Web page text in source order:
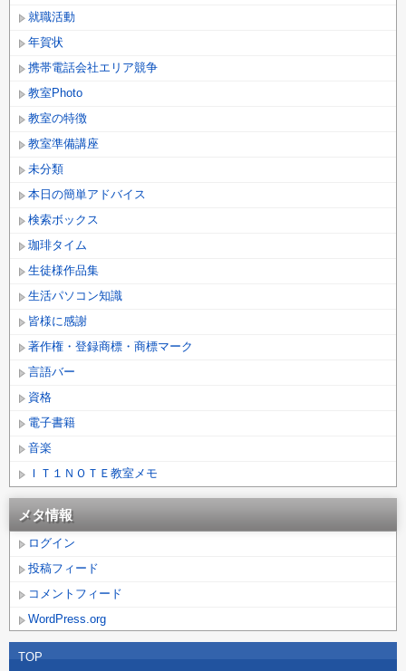
就職活動
年賀状
携帯電話会社エリア競争
教室Photo
教室の特徴
教室準備講座
未分類
本日の簡単アドバイス
検索ボックス
珈琲タイム
生徒様作品集
生活パソコン知識
皆様に感謝
著作権・登録商標・商標マーク
言語バー
資格
電子書籍
音楽
ＩＴ１ＮＯＴＥ教室メモ
メタ情報
ログイン
投稿フィード
コメントフィード
WordPress.org
TOP